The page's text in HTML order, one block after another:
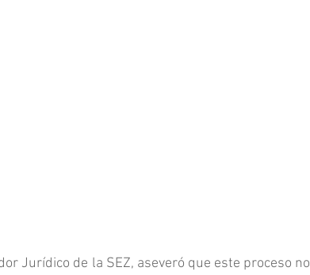
Jurídico de la SEZ, aseveró que este proceso no